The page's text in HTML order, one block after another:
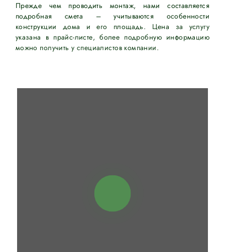
Прежде чем проводить монтаж, нами составляется
подробная смета – учитываются особенности
конструкции дома и его площадь. Цена за услугу
указана в прайс-листе, более подробную информацию
можно получить у специалистов компании.